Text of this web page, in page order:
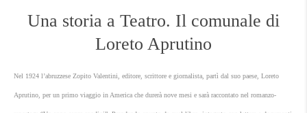
Una storia a Teatro. Il comunale di
Loreto Aprutino
Nel 1924 l’abruzzese Zopito Valentini, editore, scrittore e giornalista, partì dal suo paese, Loreto
Aprutino, per un primo viaggio in America che durerà nove mesi e sarà raccontato nel romanzo-